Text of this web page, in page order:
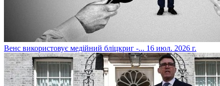
​Венс використовує медійний бліцкриг -... 16 июл. 2026 г.